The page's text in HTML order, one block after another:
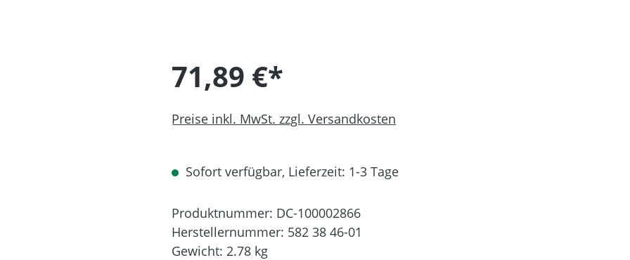
71,89 €*
Preise inkl. MwSt. zzgl. Versandkosten
Sofort verfügbar, Lieferzeit: 1-3 Tage
Produktnummer: DC-100002866
Herstellernummer: 582 38 46-01
Gewicht: 2.78 kg